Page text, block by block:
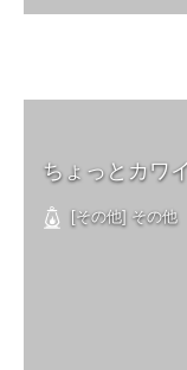
ちょっとカワ
[その他] その他